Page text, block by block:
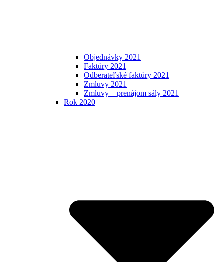
Objednávky 2021
Faktúry 2021
Odberateľské faktúry 2021
Zmluvy 2021
Zmluvy – prenájom sály 2021
Rok 2020